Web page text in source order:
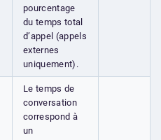
pourcentage
du temps total
d’appel (appels
externes
uniquement).
Le temps de
conversation
correspond à
un